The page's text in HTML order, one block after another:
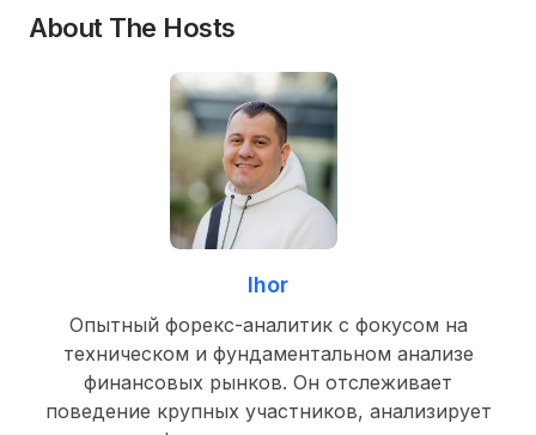
About The Hosts
Ihor
Опытный форекс-аналитик с фокусом на
техническом и фундаментальном анализе
финансовых рынков. Он отслеживает
поведение крупных участников, анализирует